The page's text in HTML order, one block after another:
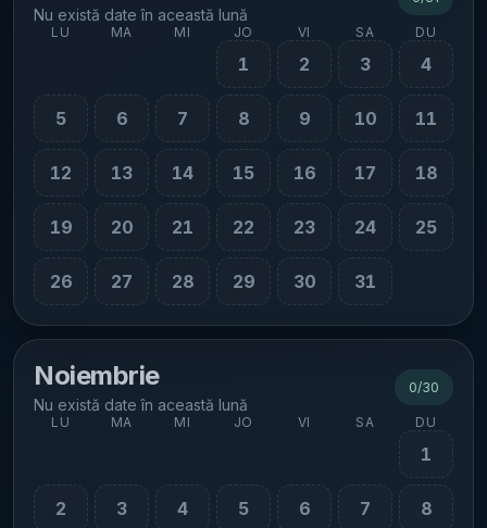
Nu există date în această lună
LU MA MI JO VI SA DU
1 2 3 4
5 6 7 8 9 10 11
12 13 14 15 16 17 18
19 20 21 22 23 24 25
26 27 28 29 30 31
Noiembrie
Nu există date în această lună
0/30
LU MA MI JO VI SA DU
1
2 3 4 5 6 7 8